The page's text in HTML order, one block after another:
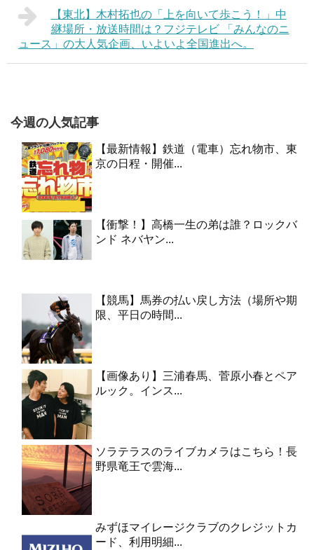
【東北】木村拓也の「上を向いて歩こう！」中
継場所・放送時間は？フジテレビ 「みんなのニ
ュース」の大人気企画、いよいよ全国進出へ。
今週の人気記事
【最新情報】鉄道（電車）忘れ物市、東
京の日程・開催...
【衝撃！】高橋一生の弟は誰？ロックバ
ンド ネバヤン...
【競馬】馬券の払い戻し方法（場所や期
限、平日の時間...
【画像あり】三浦春馬、菅原小春とペア
ルック。インス...
ソラテラスのライブカメラはこちら！長
野県竜王で雲海...
みずほマイレージクラブのクレジットカ
ード、利用明細...